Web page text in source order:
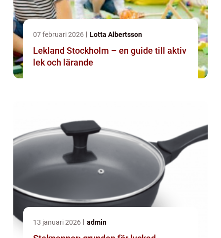
07 februari 2026 Lotta Albertsson
Lekland Stockholm – en guide till aktiv
lek och lärande
13 januari 2026 admin